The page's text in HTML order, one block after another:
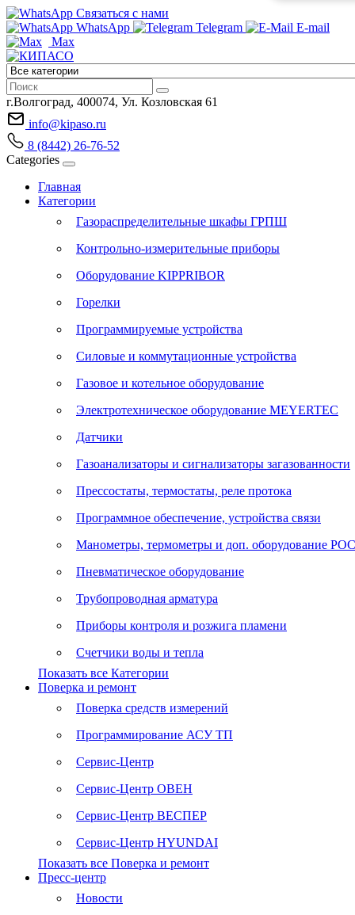
Связаться с нами
WhatsApp
Telegram
E-mail
Max
г.Волгоград, 400074, Ул. Козловская 61
info@kipaso.ru
8 (8442) 26-76-52
Categories
Главная
Категории
Газораспределительные шкафы ГРПШ
Контрольно-измерительные приборы
Оборудование KIPPRIBOR
Горелки
Программируемые устройства
Силовые и коммутационные устройства
Газовое и котельное оборудование
Электротехническое оборудование MEYERTEC
Датчики
Газоанализаторы и сигнализаторы загазованности
Прессостаты, термостаты, реле протока
Программное обеспечение, устройства связи
Манометры, термометры и доп. оборудование
Пневматическое оборудование
Трубопроводная арматура
Приборы контроля и розжига пламени
Счетчики воды и тепла
Показать все Категории
Поверка и ремонт
Поверка средств измерений
Программирование АСУ ТП
Сервис-Центр
Сервис-Центр ОВЕН
Сервис-Центр ВЕСПЕР
Сервис-Центр HYUNDAI
Показать все Поверка и ремонт
Пресс-центр
Новости